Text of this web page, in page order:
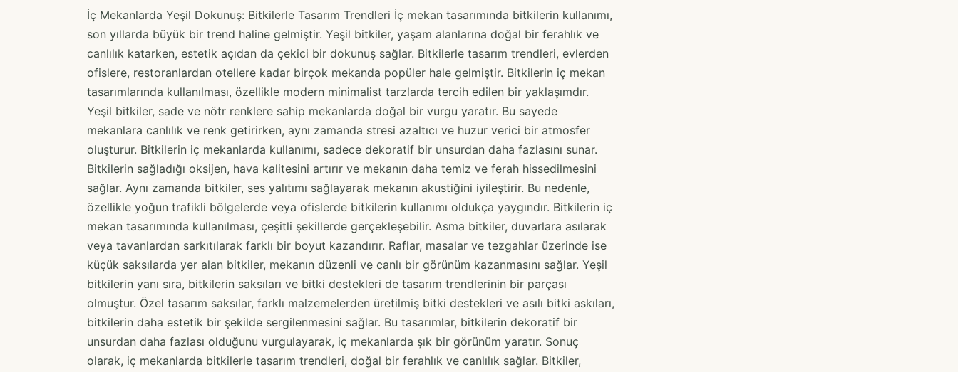
İç Mekanlarda Yeşil Dokunuş: Bitkilerle Tasarım Trendleri İç mekan tasarımında bitkilerin kullanımı,
son yıllarda büyük bir trend haline gelmiştir. Yeşil bitkiler, yaşam alanlarına doğal bir ferahlık ve
canlılık katarken, estetik açıdan da çekici bir dokunuş sağlar. Bitkilerle tasarım trendleri, evlerden
ofislere, restoranlardan otellere kadar birçok mekanda popüler hale gelmiştir. Bitkilerin iç mekan
tasarımlarında kullanılması, özellikle modern minimalist tarzlarda tercih edilen bir yaklaşımdır.
Yeşil bitkiler, sade ve nötr renklere sahip mekanlarda doğal bir vurgu yaratır. Bu sayede
mekanlara canlılık ve renk getirirken, aynı zamanda stresi azaltıcı ve huzur verici bir atmosfer
oluşturur. Bitkilerin iç mekanlarda kullanımı, sadece dekoratif bir unsurdan daha fazlasını sunar.
Bitkilerin sağladığı oksijen, hava kalitesini artırır ve mekanın daha temiz ve ferah hissedilmesini
sağlar. Aynı zamanda bitkiler, ses yalıtımı sağlayarak mekanın akustiğini iyileştirir. Bu nedenle,
özellikle yoğun trafikli bölgelerde veya ofislerde bitkilerin kullanımı oldukça yaygındır. Bitkilerin iç
mekan tasarımında kullanılması, çeşitli şekillerde gerçekleşebilir. Asma bitkiler, duvarlara asılarak
veya tavanlardan sarkıtılarak farklı bir boyut kazandırır. Raflar, masalar ve tezgahlar üzerinde ise
küçük saksılarda yer alan bitkiler, mekanın düzenli ve canlı bir görünüm kazanmasını sağlar. Yeşil
bitkilerin yanı sıra, bitkilerin saksıları ve bitki destekleri de tasarım trendlerinin bir parçası
olmuştur. Özel tasarım saksılar, farklı malzemelerden üretilmiş bitki destekleri ve asılı bitki askıları,
bitkilerin daha estetik bir şekilde sergilenmesini sağlar. Bu tasarımlar, bitkilerin dekoratif bir
unsurdan daha fazlası olduğunu vurgulayarak, iç mekanlarda şık bir görünüm yaratır. Sonuç
olarak, iç mekanlarda bitkilerle tasarım trendleri, doğal bir ferahlık ve canlılık sağlar. Bitkiler,